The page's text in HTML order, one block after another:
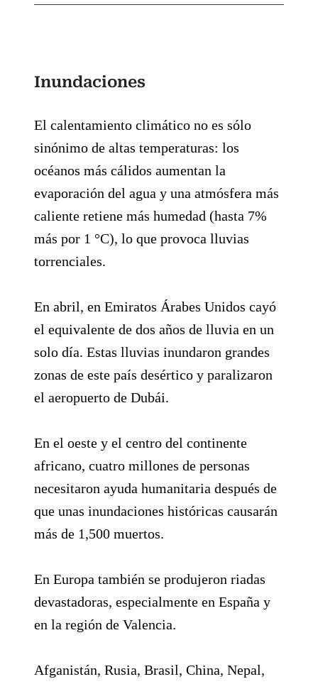
Inundaciones
El calentamiento climático no es sólo
sinónimo de altas temperaturas: los
océanos más cálidos aumentan la
evaporación del agua y una atmósfera más
caliente retiene más humedad (hasta 7%
más por 1 °C), lo que provoca lluvias
torrenciales.
En abril, en Emiratos Árabes Unidos cayó
el equivalente de dos años de lluvia en un
solo día. Estas lluvias inundaron grandes
zonas de este país desértico y paralizaron
el aeropuerto de Dubái.
En el oeste y el centro del continente
africano, cuatro millones de personas
necesitaron ayuda humanitaria después de
que unas inundaciones históricas causarán
más de 1,500 muertos.
En Europa también se produjeron riadas
devastadoras, especialmente en España y
en la región de Valencia.
Afganistán, Rusia, Brasil, China, Nepal,